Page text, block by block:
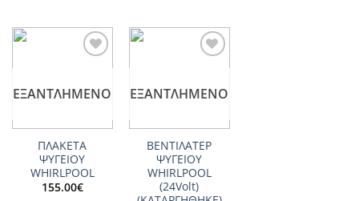
ΕΞΑΝΤΛΗΜΈΝΟ
ΠΛΑΚΕΤΑ
ΨΥΓΕΙΟΥ
WHIRLPOOL
155.00€
ΕΞΑΝΤΛΗΜΈΝΟ
ΒΕΝΤΙΛΑΤΕΡ
ΨΥΓΕΙΟY
WHIRLPOOL
(24Volt)